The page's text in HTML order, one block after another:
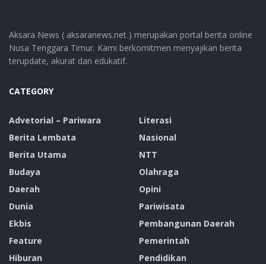
Aksara News ( aksaranews.net ) merupakan portal berita online
Nusa Tenggara Timur. Kami berkomitmen menyajikan berita
terupdate, akurat dan edukatif.
CATEGORY
Advetorial – Pariwara
Berita Lembata
Berita Utama
Budaya
Daerah
Dunia
Ekbis
Feature
Hiburan
Literasi
Nasional
NTT
Olahraga
Opini
Pariwisata
Pembangunan Daerah
Pemerintah
Pendidikan